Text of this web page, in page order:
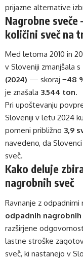
prijazne alternative
Nagrobne
količini sveč na
Med letoma 2010 in
v Sloveniji zmanjšala s
(2024) — skoraj −48
je znašala 3.544 ton.
Pri upoštevanju
Sloveniji v letu 2024
pomeni približno 3,9
navedeno, da
sveč.
Kako deluje
nagrobnih sveč
Ravnanje z odpadnimi
odpadnih nagrobnih
razširjene
lastne stroške
sveč, ki nastanejo v